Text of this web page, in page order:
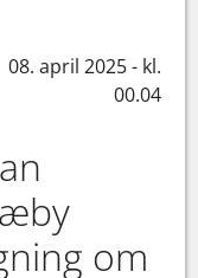
08. april 2025 - kl.
00.04
om